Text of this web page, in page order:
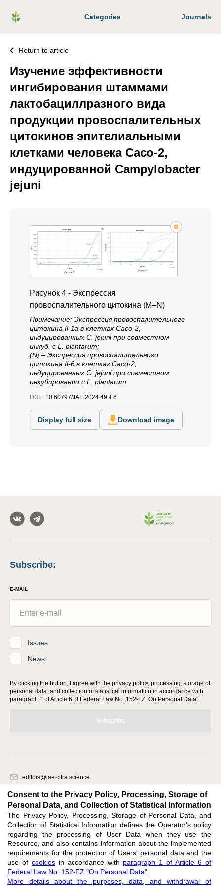
Categories Journals
Return to article
Изучение эффективности
ингибирования штаммами
лактобациллразного вида
продукции провоспалительных
цитокинов эпителиальными
клетками человека Caco-2,
индуцированной Campylobacter
jejuni
Рисунок 4 - Экспрессия
провоспалительного цитокина (M–N)
Примечание: Экспрессия провоспалительного
цитокина Il-1a в клетках Caco-2,
индуцированных C. jejuni при совместном
инкуб. с L. plantarum;
(N) – Экспрессия провоспалительного
цитокина Il-6 в клетках Caco-2,
индуцированных C. jejuni при совместном
инкубировании с L. plantarum
DOI: 10.60797/JAE.2024.49.4.6
Display full size Download image
Subscribe:
E-MAIL
Issues
News
By clicking the button, I agree with the privacy policy, processing, storage of
personal data, and collection of statistical information in accordance with
paragraph 1 of Article 6 of Federal Law No. 152-FZ "On Personal Data"
Subscribe
editors@jae.cifra.science
620066, Sverdlovsk region, Yekaterinburg, st. Akademicheskaya, 11A,
office 1
Feedback
Support editors@jae.cifra.science
Consent to the Privacy Policy, Processing, Storage of
Personal Data, and Collection of Statistical Information
The Privacy Policy, Processing, Storage of Personal Data, and
Collection of Statistical Information defines the Operator's policy
regarding the processing of User Data when they use the
Resource, and also contains information about the implemented
requirements for the protection of Users' personal data and the
use of cookiesin accordance with paragraph 1 of Article 6 of
Federal Law No. 152-FZ "On Personal Data"
More details about the purposes, data, and withdrawal of